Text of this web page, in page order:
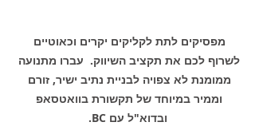
מפסיקים לתת לקליקים יקרים וכאוטיים
לשרוף לכם את תקציב השיווק.  עברו מתנועה
ממומנת לא צפויה לבניית נתיב ישיר, זורם
וממיר במיוחד של תקשורת בוואטסאפ
ובדוא"ל עם BC.